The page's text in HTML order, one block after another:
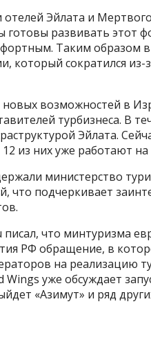
отелей Эйлата и
готовы развивать этот
Таким образом в
который сократился
возможностей в
турбизнеса. В
Эйлата.
из них уже работают на
министерство
что подчеркивает
что минтуризма
РФ обращение, в
на реализацию
Wings уже обсуждает
«Азимут» и ряд